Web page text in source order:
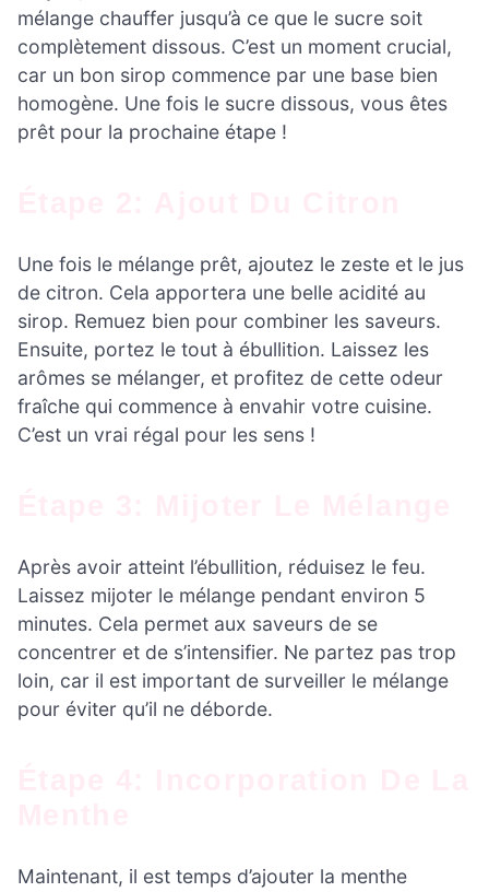
mélange chauffer jusqu’à ce que le sucre soit
complètement dissous. C’est un moment crucial,
car un bon sirop commence par une base bien
homogène. Une fois le sucre dissous, vous êtes
prêt pour la prochaine étape !
Une fois le mélange prêt, ajoutez le zeste et le jus
de citron. Cela apportera une belle acidité au
sirop. Remuez bien pour combiner les saveurs.
Ensuite, portez le tout à ébullition. Laissez les
arômes se mélanger, et profitez de cette odeur
fraîche qui commence à envahir votre cuisine.
C’est un vrai régal pour les sens !
Après avoir atteint l’ébullition, réduisez le feu.
Laissez mijoter le mélange pendant environ 5
minutes. Cela permet aux saveurs de se
concentrer et de s’intensifier. Ne partez pas trop
loin, car il est important de surveiller le mélange
pour éviter qu’il ne déborde.
Maintenant, il est temps d’ajouter la menthe